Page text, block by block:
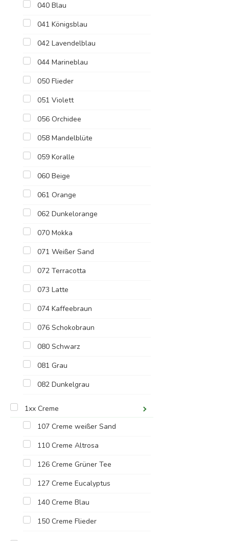
040 Blau
041 Königsblau
042 Lavendelblau
044 Marineblau
050 Flieder
051 Violett
056 Orchidee
058 Mandelblüte
059 Koralle
060 Beige
061 Orange
062 Dunkelorange
070 Mokka
071 Weißer Sand
072 Terracotta
073 Latte
074 Kaffeebraun
076 Schokobraun
080 Schwarz
081 Grau
082 Dunkelgrau
1xx Creme
107 Creme weißer Sand
110 Creme Altrosa
126 Creme Grüner Tee
127 Creme Eucalyptus
140 Creme Blau
150 Creme Flieder